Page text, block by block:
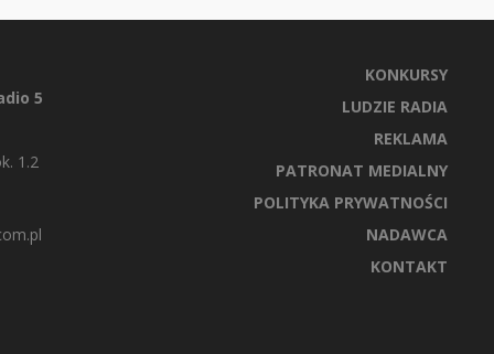
5
1.2
KONKURSY
LUDZIE RADIA
REKLAMA
PATRONAT MEDIALNY
POLITYKA PRYWATNOŚCI
NADAWCA
KONTAKT